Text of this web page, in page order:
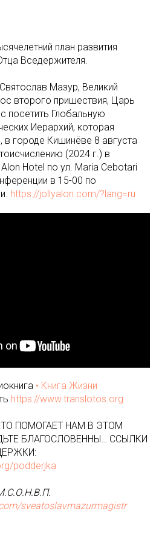
план развития
Вседержителя.
Мазур, Великий
второго пришествия, Царь
посетить Глобальную
Иерархий, которая
в городе Кишинёве 8 августа
(2024 г.) в
Hotel по ул. Maria Cebotari
в 15-00 по
https://jollyalon.com/?lang=ru
• Книга Жизни
https://www.translotos.org
ПОМОГАЕТ НАМ В ЭТОМ
БЛАГОСЛОВЕННЫ… ССЫЛКИ
podderjka
sveatoslavmazurmagistr